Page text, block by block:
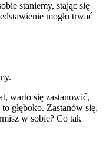
staniemy, stając się
mogło trwać
warto się zastanowić,
głęboko. Zastanów się,
w sobie? Co tak